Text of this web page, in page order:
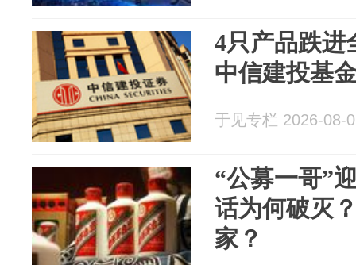
4只产品跌进
中信建投基
于见专栏 2026-08-
“公募一哥”
话为何破灭
家？